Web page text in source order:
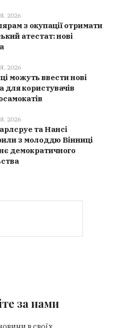
2026
з окупації отримати
атестат: нові
2026
можуть ввести нові
для користувачів
2026
та Нансі
з молоддю Вінниці
демократичного
за нами